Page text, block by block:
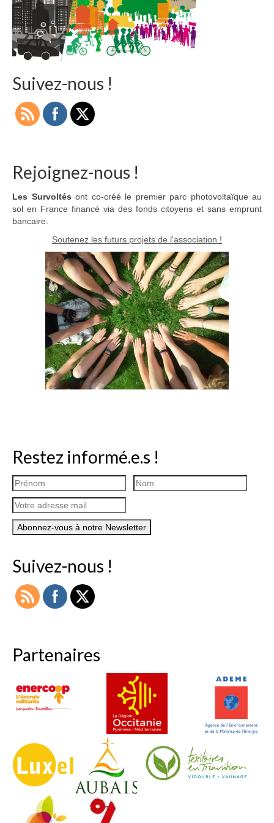
Adhérer
PROJETS
Parc Photovoltaïque
Structure juridique
Inauguration du parc
Exploitation
THEMATIQUES
Energie
Déchets
Ramassages citoyens de déchets
Mobilité
ASTRONOMIE
ARCHIVES
CONTACT
Suivez-nous !
Rejoignez-nous !
Les Survoltés ont co-créé le premier parc photovoltaïque au
sol en France financé via des fonds citoyens et sans emprunt
bancaire.
Soutenez les futurs projets de l'association !
Restez informé.e.s !
Suivez-nous !
Partenaires